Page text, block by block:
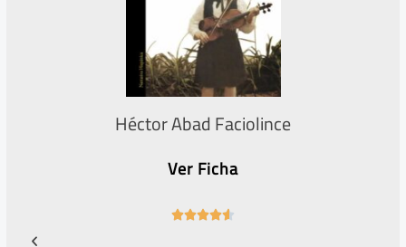
Héctor Abad Faciolince
Ver Ficha
